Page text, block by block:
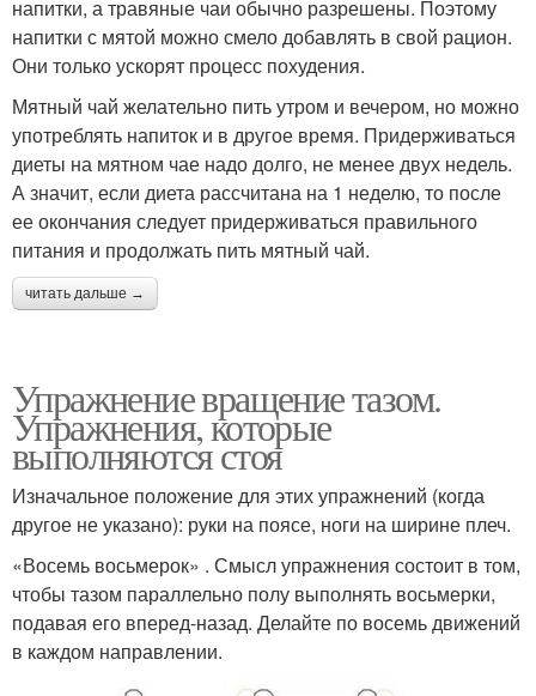
напитки, а травяные чаи обычно разрешены. Поэтому
напитки с мятой можно смело добавлять в свой рацион.
Они только ускорят процесс похудения.
Мятный чай желательно пить утром и вечером, но можно
употреблять напиток и в другое время. Придерживаться
диеты на мятном чае надо долго, не менее двух недель.
А значит, если диета рассчитана на 1 неделю, то после
ее окончания следует придерживаться правильного
питания и продолжать пить мятный чай.
читать дальше →
Упражнение вращение тазом.
Упражнения, которые
выполняются стоя
Изначальное положение для этих упражнений (когда
другое не указано): руки на поясе, ноги на ширине плеч.
«Восемь восьмерок» . Смысл упражнения состоит в том,
чтобы тазом параллельно полу выполнять восьмерки,
подавая его вперед-назад. Делайте по восемь движений
в каждом направлении.